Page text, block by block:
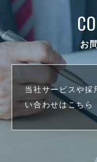
お
当社サービスや採
い合わせはこちら